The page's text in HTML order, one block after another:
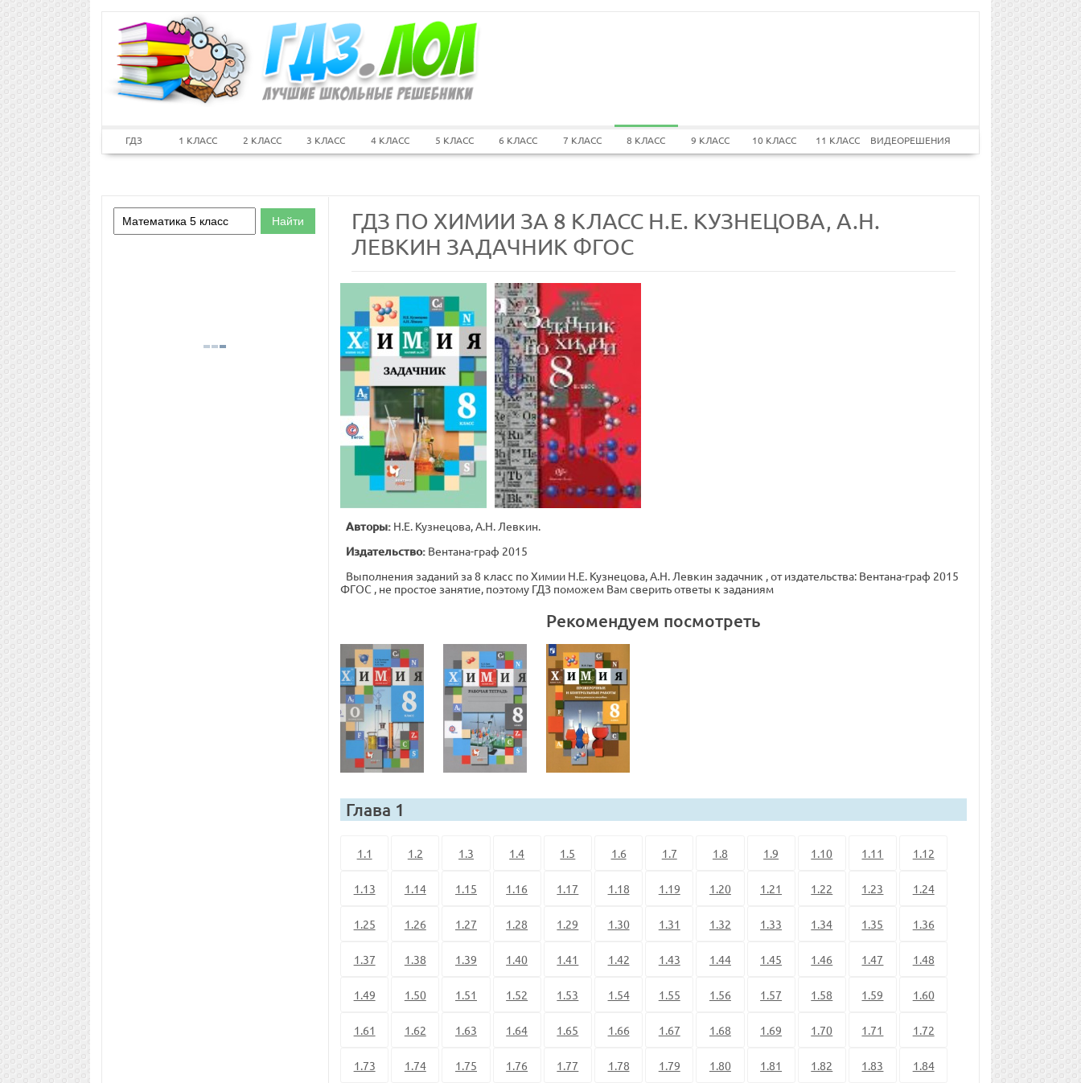
ГДЗ 1 КЛАСС 2 КЛАСС 3 КЛАСС 4 КЛАСС 5 КЛАСС 6 КЛАСС 7 КЛАСС 8 КЛАСС 9 КЛАСС 10 КЛАСС 11 КЛАСС ВИДЕОРЕШЕНИЯ
ГДЗ ПО ХИМИИ ЗА 8 КЛАСС Н.Е. КУЗНЕЦОВА, А.Н.
ЛЕВКИН ЗАДАЧНИК ФГОС
Авторы: Н.Е. Кузнецова, А.Н. Левкин.
Издательство: Вентана-граф 2015
Выполнения заданий за 8 класс по Химии Н.Е. Кузнецова, А.Н. Левкин задачник , от издательства: Вентана-граф 2015
ФГОС , не простое занятие, поэтому ГДЗ поможем Вам сверить ответы к заданиям
Рекомендуем посмотреть
Глава 1
1.1 1.2 1.3 1.4 1.5 1.6 1.7 1.8 1.9 1.10 1.11 1.12
1.13 1.14 1.15 1.16 1.17 1.18 1.19 1.20 1.21 1.22 1.23 1.24
1.25 1.26 1.27 1.28 1.29 1.30 1.31 1.32 1.33 1.34 1.35 1.36
1.37 1.38 1.39 1.40 1.41 1.42 1.43 1.44 1.45 1.46 1.47 1.48
1.49 1.50 1.51 1.52 1.53 1.54 1.55 1.56 1.57 1.58 1.59 1.60
1.61 1.62 1.63 1.64 1.65 1.66 1.67 1.68 1.69 1.70 1.71 1.72
1.73 1.74 1.75 1.76 1.77 1.78 1.79 1.80 1.81 1.82 1.83 1.84